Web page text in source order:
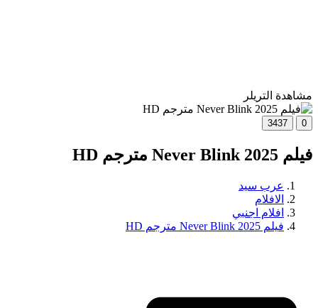
مشاهدة التريلر
0
3437
فيلم Never Blink 2025 مترجم HD
عرب سيد
الافلام
افلام اجنبي
فيلم Never Blink 2025 مترجم HD